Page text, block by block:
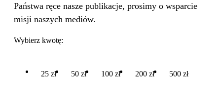
Państwa ręce nasze publikacje, prosimy o wsparcie
misji naszych mediów.
Wybierz kwotę:
25 zł 50 zł 100 zł 200 zł 500 zł